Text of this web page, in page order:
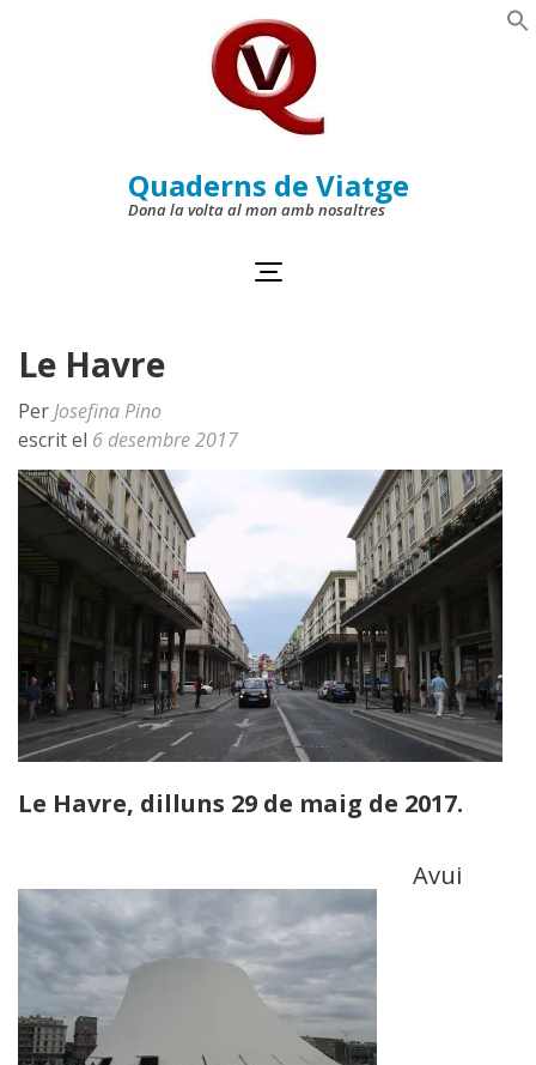
Quaderns de Viatge
Dona la volta al mon amb nosaltres
Le Havre
Per Josefina Pino
escrit el 6 desembre 2017
Le Havre, dilluns 29 de maig de 2017.
Avui